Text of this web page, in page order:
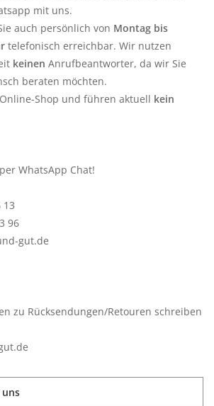
mit uns.
auch persönlich von Montag bis
telefonisch erreichbar. Wir nutzen
keinen Anrufbeantworter, da wir Sie
beraten möchten.
Shop und führen aktuell kein
WhatsApp Chat!
13
96
gut.de
zu Rücksendungen/Retouren schreiben